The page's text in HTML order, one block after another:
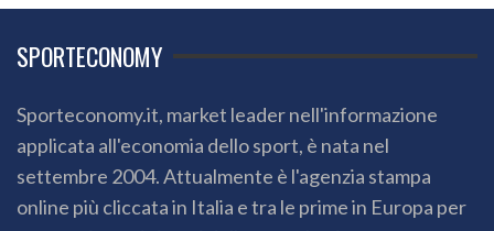
SPORTECONOMY
Sporteconomy.it, market leader nell'informazione
applicata all'economia dello sport, è nata nel
settembre 2004. Attualmente è l'agenzia stampa
online più cliccata in Italia e tra le prime in Europa per